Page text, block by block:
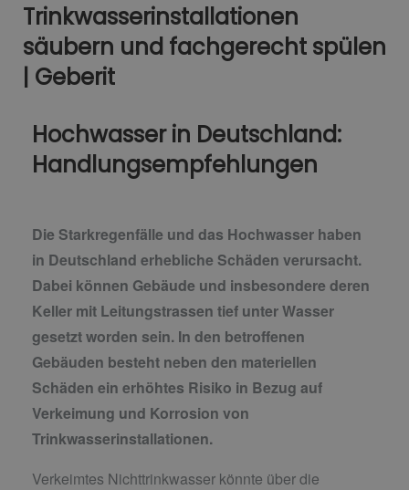
Trinkwasserinstallationen
säubern und fachgerecht spülen
| Geberit
Hochwasser in Deutschland:
Handlungsempfehlungen
Die Starkregenfälle und das Hochwasser haben
in Deutschland erhebliche Schäden verursacht.
Dabei können Gebäude und insbesondere deren
Keller mit Leitungstrassen tief unter Wasser
gesetzt worden sein. In den betroffenen
Gebäuden besteht neben den materiellen
Schäden ein erhöhtes Risiko in Bezug auf
Verkeimung und Korrosion von
Trinkwasserinstallationen.
Verkeimtes Nichttrinkwasser könnte über die